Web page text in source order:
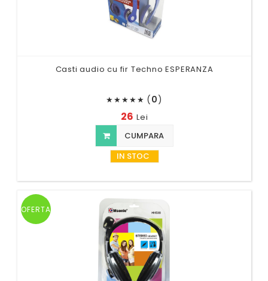
Casti audio cu fir Techno ESPERANZA
★★★★★ (0)
26 Lei
CUMPARA
IN STOC
OFERTA